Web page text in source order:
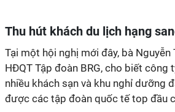
Thu hút khách du lịch hạng
Tại một hội nghị mới đây, bà Nguyễn
HĐQT Tập đoàn BRG, cho biết công
nhiều khách sạn và khu nghỉ dưỡng
được các tập đoàn quốc tế top đầu